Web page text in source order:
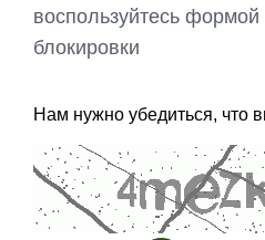
воспользуйтесь
блокировки
Нам нужно убедиться, что